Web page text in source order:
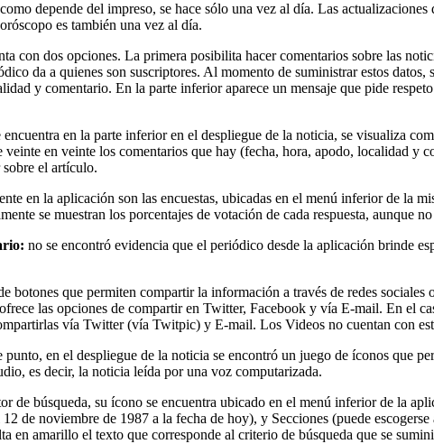
depende del impreso, se hace sólo una vez al día. Las
es también una vez al día.
con dos opciones. La primera posibilita hacer comentarios sobre las
da a quienes son suscriptores. Al momento de suministrar estos
y comentario. En la parte inferior aparece un mensaje que pide
en la parte inferior en el despliegue de la noticia, se visualiza
veinte en veinte los comentarios que hay (fecha, hora, apodo, localidad
el artículo.
en la aplicación son las encuestas, ubicadas en el menú inferior de la
se muestran los porcentajes de votación de cada respuesta, aunque
no se encontró evidencia que el periódico desde la aplicación brinde
botones que permiten compartir la información a través de redes
las opciones de compartir en Twitter, Facebook y vía E-mail. En el
vía Twitter (vía Twitpic) y E-mail. Los Videos no cuentan con
punto, en el despliegue de la noticia se encontró un juego de íconos que
es decir, la noticia leída por una voz computarizada.
de búsqueda, su ícono se encuentra ubicado en el menú inferior de la
de noviembre de 1987 a la fecha de hoy), y Secciones (puede
en amarillo el texto que corresponde al criterio de búsqueda que se